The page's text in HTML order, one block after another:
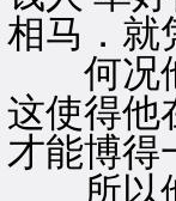
相马．就
何况他
这使得他
才能博得
所以他